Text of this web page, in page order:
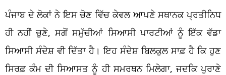
ਪੰਜਾਬ ਦੇ ਲੋਕਾਂ ਨੇ ਇਸ ਚੋਣ ਵਿੱਚ ਕੇਵਲ ਆਪਣੇ ਸਥਾਨਕ ਪ੍ਰਤੀਨਿਧ
ਹੀ ਨਹੀਂ ਚੁਣੇ, ਸਗੋਂ ਸਮੁੱਚੀਆਂ ਸਿਆਸੀ ਪਾਰਟੀਆਂ ਨੂੰ ਇੱਕ ਵੱਡਾ
ਸਿਆਸੀ ਸੰਦੇਸ਼ ਵੀ ਦਿੱਤਾ ਹੈ। ਇਹ ਸੰਦੇਸ਼ ਬਿਲਕੁਲ ਸਾਫ਼ ਹੈ ਕਿ ਹੁਣ
ਸਿਰਫ਼ ਕੰਮ ਦੀ ਸਿਆਸਤ ਨੂੰ ਹੀ ਸਮਰਥਨ ਮਿਲੇਗਾ, ਜਦਕਿ ਪੁਰਾਣੇ